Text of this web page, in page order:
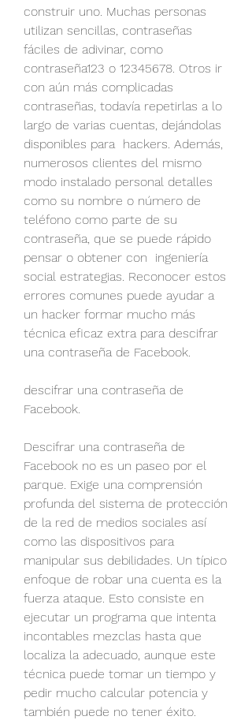
construir uno. Muchas personas
utilizan sencillas, contraseñas
fáciles de adivinar, como
contraseña123 o 12345678. Otros ir
con aún más complicadas
contraseñas, todavía repetirlas a lo
largo de varias cuentas, dejándolas
disponibles para  hackers. Además,
numerosos clientes del mismo
modo instalado personal detalles
como su nombre o número de
teléfono como parte de su
contraseña, que se puede rápido
pensar o obtener con  ingeniería
social estrategias. Reconocer estos
errores comunes puede ayudar a
un hacker formar mucho más
técnica eficaz extra para descifrar
una contraseña de Facebook.
descifrar una contraseña de
Facebook.
Descifrar una contraseña de
Facebook no es un paseo por el
parque. Exige una comprensión
profunda del sistema de protección
de la red de medios sociales así
como las dispositivos para
manipular sus debilidades. Un típico
enfoque de robar una cuenta es la
fuerza ataque. Esto consiste en
ejecutar un programa que intenta
incontables mezclas hasta que
localiza la adecuado, aunque este
técnica puede tomar un tiempo y
pedir mucho calcular potencia y
también puede no tener éxito.